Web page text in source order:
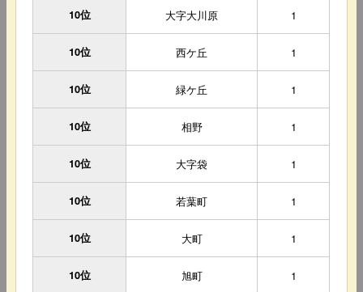
10位 大字大川原 1
10位 西ケ丘 1
10位 緑ケ丘 1
10位 相野 1
10位 大字袋 1
10位 若葉町 1
10位 大町 1
10位 旭町 1